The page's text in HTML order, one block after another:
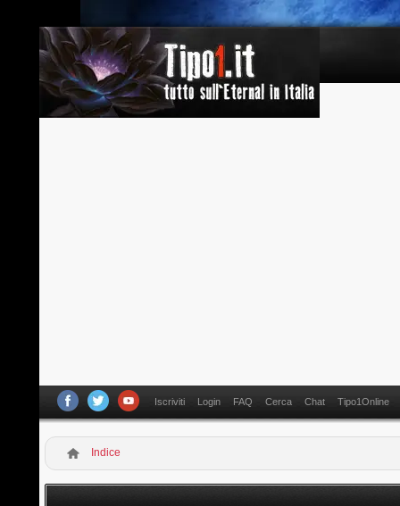
Iscriviti Login FAQ Cerca Chat Tipo1Online
Indice